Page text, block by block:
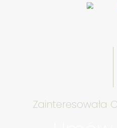
Zainteresowała